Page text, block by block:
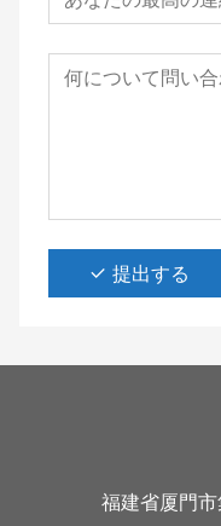
提出する
福建省厦門